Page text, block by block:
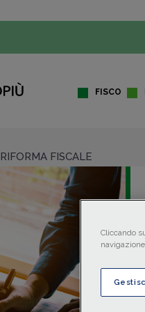
FISCO
RIFORMA FISCALE
Cliccando